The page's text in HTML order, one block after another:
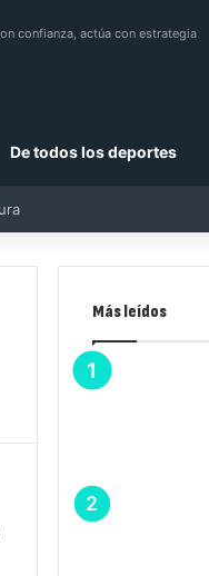
confianza, actúa con estrategia
De todos los deportes
Más leídos